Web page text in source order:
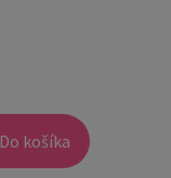
Do košíka